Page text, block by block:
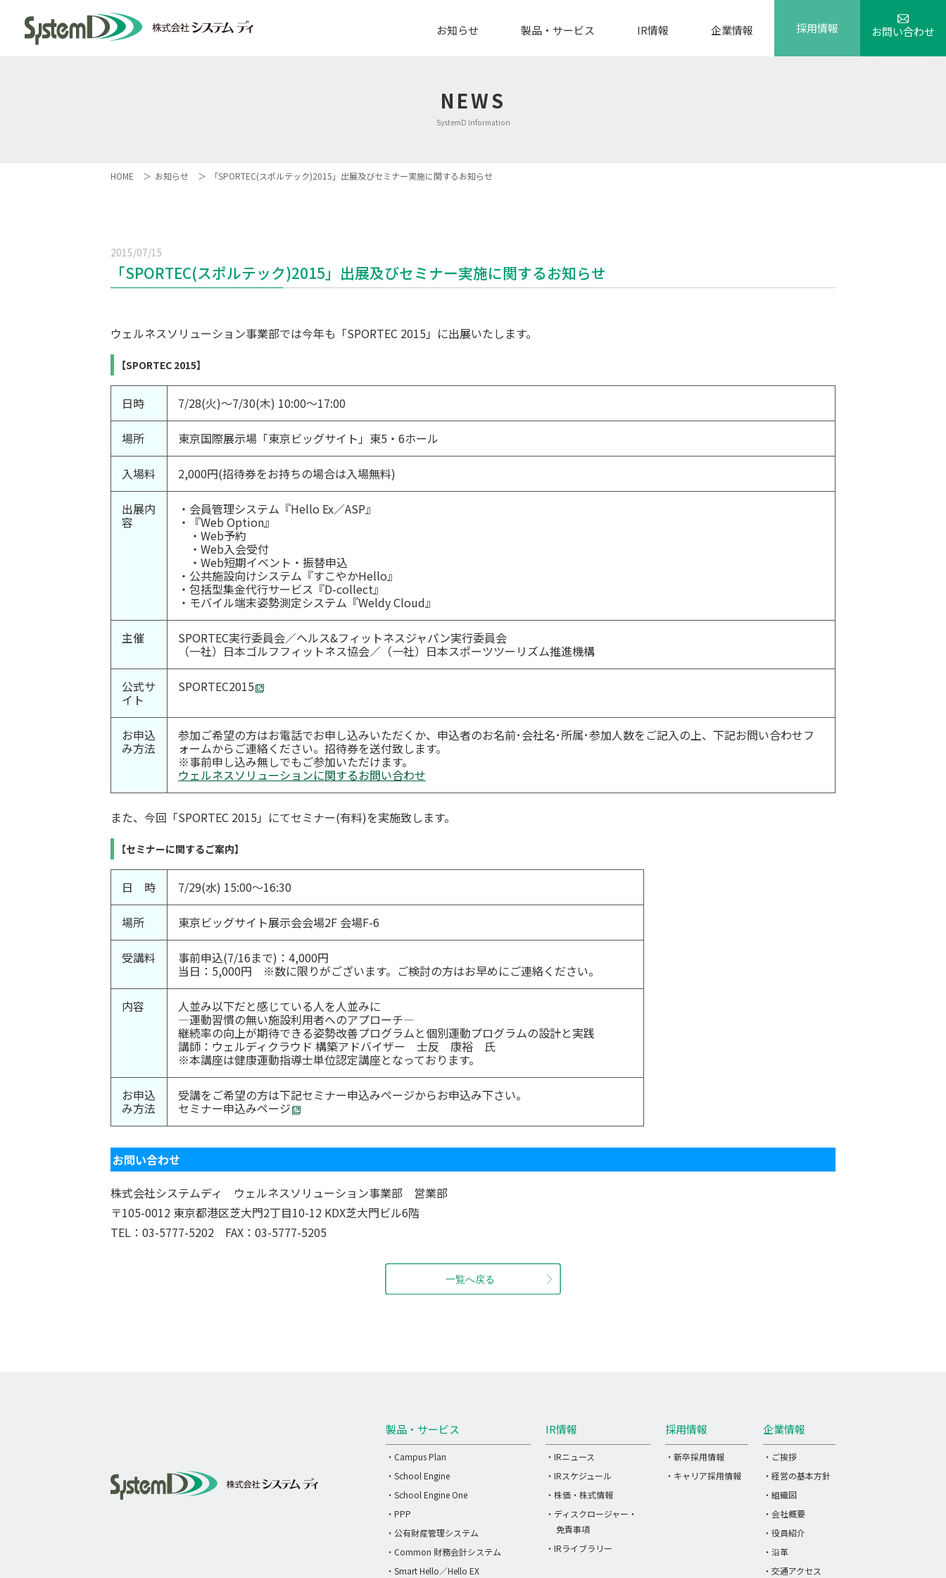
お知らせ 製品・サービス IR情報 企業情報 採用情報 お問い合わせ
NEWS
SystemD Information
HOME お知らせ 「SPORTEC(スポルテック)2015」出展及びセミナー実施に関するお知らせ
2015/07/15
「SPORTEC(スポルテック)2015」出展及びセミナー実施に関するお知らせ
ウェルネスソリューション事業部では今年も「SPORTEC 2015」に出展いたします。
【SPORTEC 2015】
日時 7/28(火)～7/30(木) 10:00～17:00
場所 東京国際展示場「東京ビッグサイト」東5・6ホール
入場料 2,000円(招待券をお持ちの場合は入場無料)
出展内
容
・会員管理システム『Hello Ex／ASP』
・『Web Option』
・Web予約
・Web入会受付
・Web短期イベント・振替申込
・公共施設向けシステム『すこやかHello』
・包括型集金代行サービス『D-collect』
・モバイル端末姿勢測定システム『Weldy Cloud』
主催 SPORTEC実行委員会／ヘルス&フィットネスジャパン実行委員会
（一社）日本ゴルフフィットネス協会／（一社）日本スポーツツーリズム推進機構
公式サ
イト
SPORTEC2015
お申込
み方法
参加ご希望の方はお電話でお申し込みいただくか、申込者のお名前･会社名･所属･参加人数をご記入の上、下記お問い合わせフ
ォームからご連絡ください。招待券を送付致します。
※事前申し込み無しでもご参加いただけます。
ウェルネスソリューションに関するお問い合わせ
また、今回「SPORTEC 2015」にてセミナー(有料)を実施致します。
【セミナーに関するご案内】
日 時 7/29(水) 15:00～16:30
場所 東京ビッグサイト展示会会場2F 会場F-6
受講料 事前申込(7/16まで)：4,000円
当日：5,000円 ※数に限りがございます。ご検討の方はお早めにご連絡ください。
内容 人並み以下だと感じている人を人並みに
―運動習慣の無い施設利用者へのアプローチ―
継続率の向上が期待できる姿勢改善プログラムと個別運動プログラムの設計と実践
講師：ウェルディクラウド 構築アドバイザー 士反 康裕 氏
※本講座は健康運動指導士単位認定講座となっております。
お申込
み方法
受講をご希望の方は下記セミナー申込みページからお申込み下さい。
セミナー申込みページ
お問い合わせ
株式会社システムディ ウェルネスソリューション事業部 営業部
〒105-0012 東京都港区芝大門2丁目10-12 KDX芝大門ビル6階
TEL：03-5777-5202 FAX：03-5777-5205
製品・サービス
・Campus Plan
・School Engine
・School Engine One
・PPP
・公有財産管理システム
・Common 財務会計システム
・Smart Hello／Hello EX
IR情報
・IRニュース
・IRスケジュール
・株価・株式情報
・ディスクロージャー・
免責事項
・IRライブラリー
採用情報
・新卒採用情報
・キャリア採用情報
企業情報
・ご挨拶
・経営の基本方針
・組織図
・会社概要
・役員紹介
・沿革
・交通アクセス